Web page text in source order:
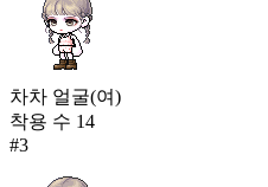
차차 얼굴(여)
착용 수 14
#3